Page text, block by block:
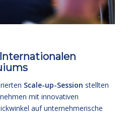
Scale-up-Session stellten
mit innovativen
auf unternehmerische